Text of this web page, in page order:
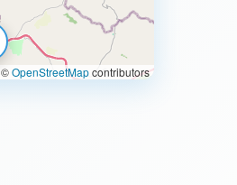
©OpenStreetMapcontributors